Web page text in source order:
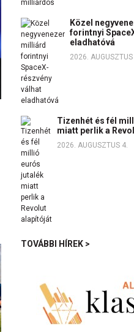
Közel
forintnyi
eladhatóvá
2026. AUGUSZTUS
Tizenhét és fél
miatt perlik a
2026. AUGUSZTUS 4.
TOVÁBBI HÍREK >